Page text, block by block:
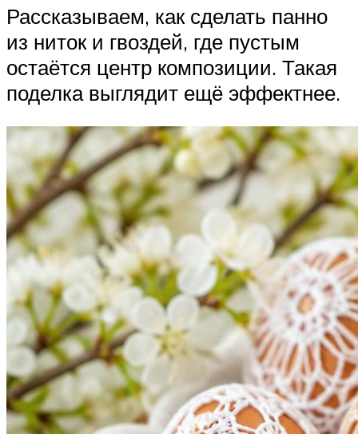
Рассказываем, как сделать панно
из ниток и гвоздей, где пустым
остаётся центр композиции. Такая
поделка выглядит ещё эффектнее.